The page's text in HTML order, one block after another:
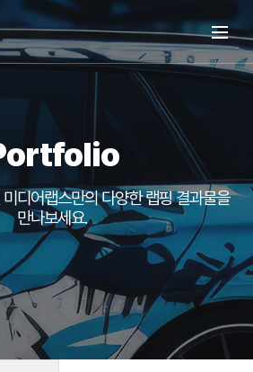
디어랩스만의다양한 랩핑 결과물을
만나보세요.